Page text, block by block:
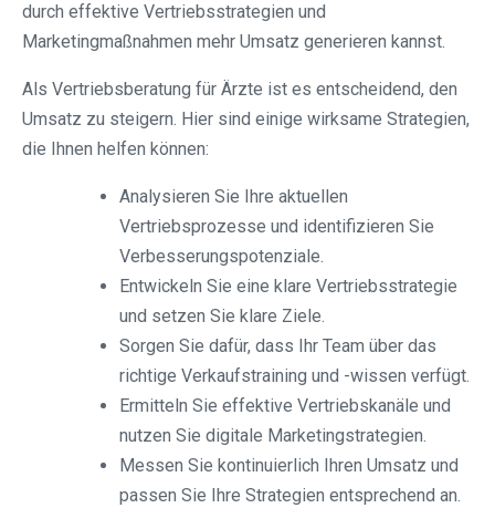
durch effektive Vertriebsstrategien und
Marketingmaßnahmen mehr Umsatz generieren kannst.
Als Vertriebsberatung für Ärzte ist es entscheidend, den
Umsatz zu steigern. Hier sind einige wirksame Strategien,
die Ihnen helfen können:
Analysieren Sie Ihre aktuellen
Vertriebsprozesse und identifizieren Sie
Verbesserungspotenziale.
Entwickeln Sie eine klare Vertriebsstrategie
und setzen Sie klare Ziele.
Sorgen Sie dafür, dass Ihr Team über das
richtige Verkaufstraining und -wissen verfügt.
Ermitteln Sie effektive Vertriebskanäle und
nutzen Sie digitale Marketingstrategien.
Messen Sie kontinuierlich Ihren Umsatz und
passen Sie Ihre Strategien entsprechend an.